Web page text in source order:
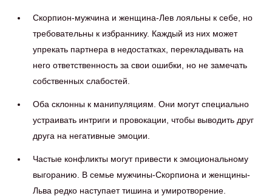
Скорпион-мужчина и женщина-Лев лояльны к себе, но
требовательны к избраннику. Каждый из них может
упрекать партнера в недостатках, перекладывать на
него ответственность за свои ошибки, но не замечать
собственных слабостей.
Оба склонны к манипуляциям. Они могут специально
устраивать интриги и провокации, чтобы выводить друг
друга на негативные эмоции.
Частые конфликты могут привести к эмоциональному
выгоранию. В семье мужчины-Скорпиона и женщины-
Льва редко наступает тишина и умиротворение.